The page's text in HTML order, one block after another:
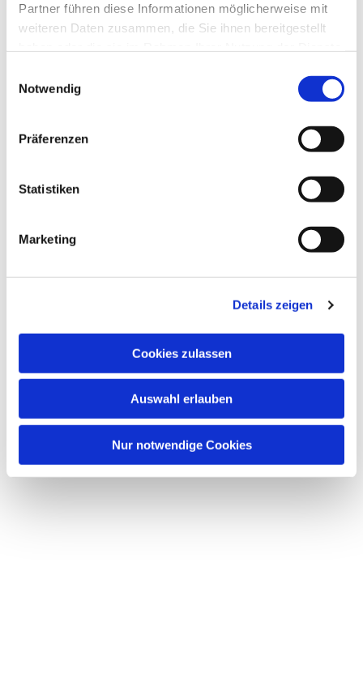
Partner führen diese Informationen möglicherweise mit
weiteren Daten zusammen, die Sie ihnen bereitgestellt
Notwendig
Präferenzen
Statistiken
Marketing
Details zeigen
Cookies zulassen
Auswahl erlauben
Nur notwendige Cookies
interessieren